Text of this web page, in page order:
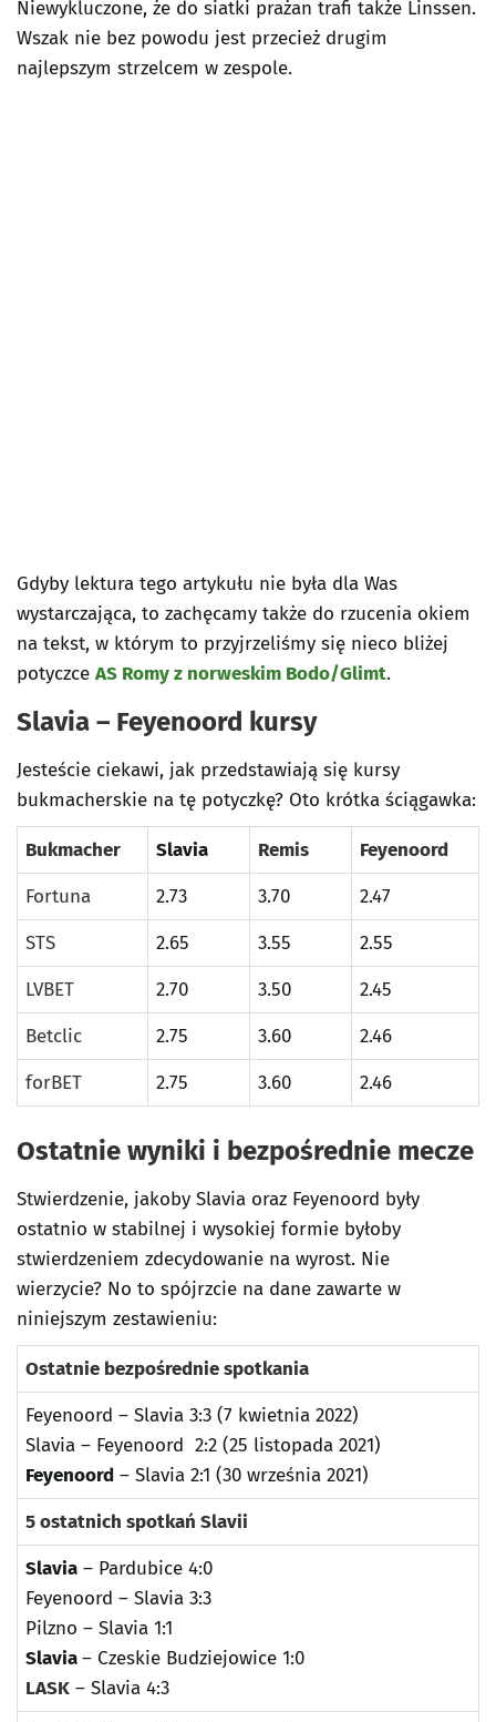
Niewykluczone, że do siatki prażan trafi także Linssen.
Wszak nie bez powodu jest przecież drugim
najlepszym strzelcem w zespole.
Gdyby lektura tego artykułu nie była dla Was
wystarczająca, to zachęcamy także do rzucenia okiem
na tekst, w którym to przyjrzeliśmy się nieco bliżej
potyczce AS Romy z norweskim Bodo/Glimt.
Slavia – Feyenoord kursy
Jesteście ciekawi, jak przedstawiają się kursy
bukmacherskie na tę potyczkę? Oto krótka ściągawka:
Bukmacher Slavia Remis
Feyenoord
Fortuna
2.73 3.70
2.47
STS
2.65 3.55
2.55
LVBET
2.70 3.50
2.45
Betclic
2.75 3.60
2.46
forBET
2.75 3.60 2.46
Ostatnie wyniki i bezpośrednie mecze
Stwierdzenie, jakoby Slavia oraz Feyenoord były
ostatnio w stabilnej i wysokiej formie byłoby
stwierdzeniem zdecydowanie na wyrost. Nie
wierzycie? No to spójrzcie na dane zawarte w
niniejszym zestawieniu:
Ostatnie bezpośrednie spotkania
Feyenoord – Slavia 3:3 (7 kwietnia 2022)
Slavia – Feyenoord 2:2 (25 listopada 2021)
Feyenoord – Slavia 2:1 (30 września 2021)
5 ostatnich spotkań Slavii
Slavia – Pardubice 4:0
Feyenoord – Slavia 3:3
Pilzno – Slavia 1:1
Slavia– Czeskie Budziejowice 1:0
LASK – Slavia 4:3